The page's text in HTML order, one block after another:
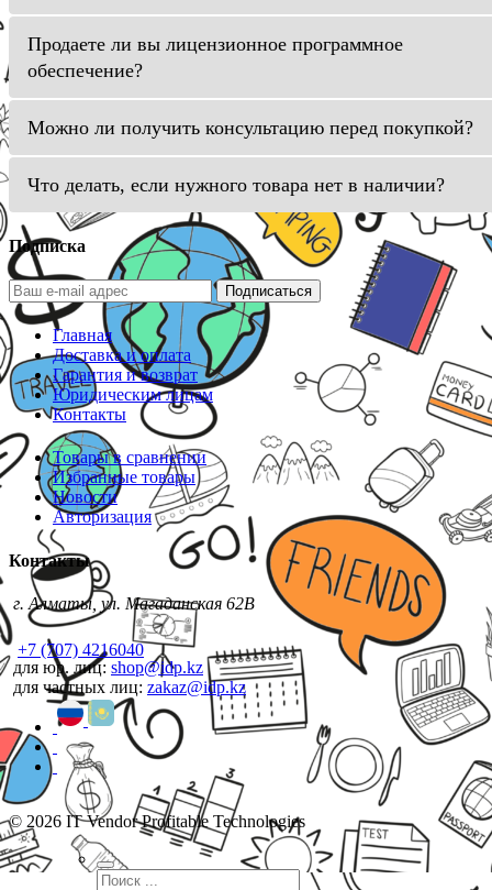
Продаете ли вы лицензионное программное
обеспечение?
Можно ли получить консультацию перед покупкой?
Что делать, если нужного товара нет в наличии?
Подписка
Подписаться
Главная
Доставка и оплата
Гарантия и возврат
Юридическим лицам
Контакты
Товары в сравнении
Избранные товары
Новости
Авторизация
Контакты
г. Алматы, ул. Магаданская 62В
+7 (707) 4216040
для юр. лиц: shop@idp.kz
для частных лиц: zakaz@idp.kz
© 2026 IT Vendor Profitable Technologies